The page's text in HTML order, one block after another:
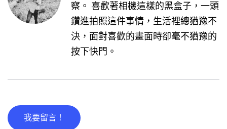
察。 喜歡著相機這樣的黑盒子，一頭
鑽進拍照這件事情，生活裡總猶豫不
決，面對喜歡的畫面時卻毫不猶豫的
按下快門。
我要留言！